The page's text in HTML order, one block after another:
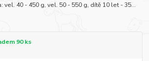
vel. 40 - 450 g, vel. 50 - 550 g, dítě 10 let - 35...
90 ks